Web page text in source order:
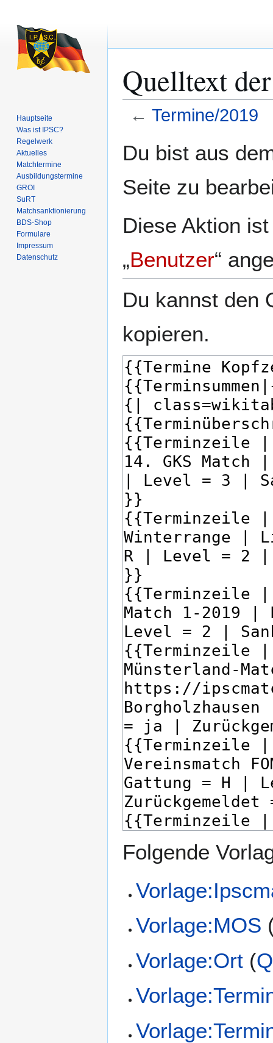
Quelltext
← Termine/2019
Navigation
Suche
Du bist aus
Seite zu
Diese Aktion
„Benutzer“
Du kannst den
kopieren.
Folgende
Vorlage:MOS
Vorlage:Ort (
Hauptseite
Was ist IPSC?
Regelwerk
Aktuelles
Matchtermine
Ausbildungs­termine
GROI
SuRT
Match­sanktionierung
BDS-Shop
Formulare
Impressum
Datenschutz